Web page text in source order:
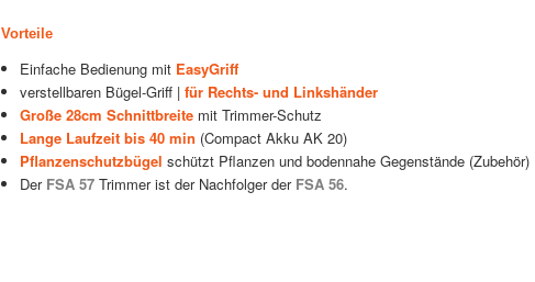
Vorteile
Einfache Bedienung mit EasyGriff
verstellbaren Bügel-Griff | für Rechts- und Linkshänder
Große 28cm Schnittbreitemit Trimmer-Schutz
Lange Laufzeit bis 40 min (Compact Akku AK 20)
Pflanzenschutzbügel schützt Pflanzen und bodennahe Gegenstände (Zubehör)
Der FSA 57Trimmer ist der Nachfolger der FSA 56.